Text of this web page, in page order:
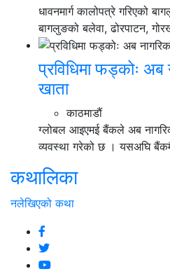
धावनमार्ग कालोपत्रे गरिएको
बागलुङको बलेवा, ढोरपाटन,
प्रविधिमा फड्कोः
खाता
काठमाडौं
ग्लोबल आइएमई बैंकले अब
व्यवस्था गरेको छ । यसअघि
कथालिका
नलेखिएको कथा